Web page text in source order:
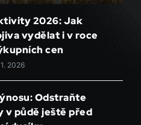
2026: Jak
vydělat i v roce
cen
2026
Odstraňte
půdě ještě před